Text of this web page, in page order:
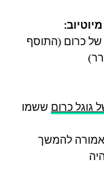
כרום (התוסף
גוגל כרום ששמו
אמורה להמשך